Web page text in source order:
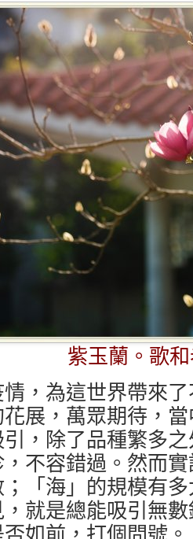
紫玉蘭。歌
，為這世界帶來
展，萬眾期待，
，除了品種繁多
不容錯過。然而
「海」的規模有
就是總能吸引無
如前，打個問號。